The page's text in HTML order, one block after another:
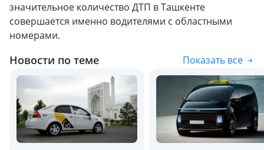
значительное количество ДТП в Ташкенте
совершается именно водителями с областными
номерами.
Новости по теме Показать все